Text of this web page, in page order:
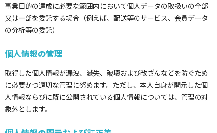
事業目的の達成に必要な範囲内において個人データの取扱いの全部
又は一部を委託する場合（例えば、配送等のサービス、会員データ
の分析等の委託）
個人情報の管理
取得した個人情報が漏洩、滅失、破壊および改ざんなどを防ぐため
に必要かつ適切な管理に努めます。ただし、本人自身が開示した個
人情報ならびに既に公開されている個人情報については、管理の対
象外とします。